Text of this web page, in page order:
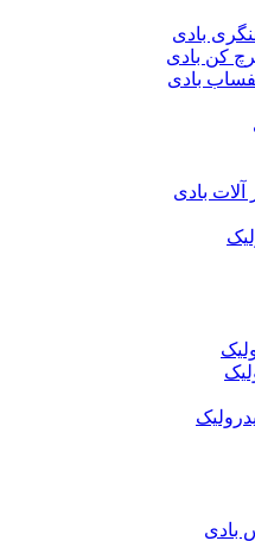
بادی
کن بادی
بادی
آلات بادی
بادی